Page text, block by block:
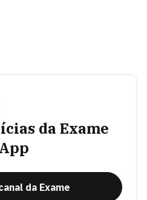
da Exame
da Exame